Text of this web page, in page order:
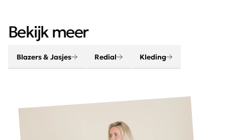
Bekijk meer
Blazers & Jasjes Redial Kleding